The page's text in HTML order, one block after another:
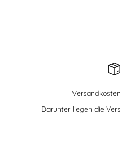
Darunter liegen die